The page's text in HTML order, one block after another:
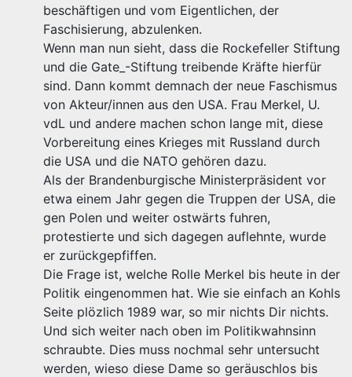
beschäftigen und vom Eigentlichen, der
Faschisierung, abzulenken.
Wenn man nun sieht, dass die Rockefeller Stiftung
und die Gate_-Stiftung treibende Kräfte hierfür
sind. Dann kommt demnach der neue Faschismus
von Akteur/innen aus den USA. Frau Merkel, U.
vdL und andere machen schon lange mit, diese
Vorbereitung eines Krieges mit Russland durch
die USA und die NATO gehören dazu.
Als der Brandenburgische Ministerpräsident vor
etwa einem Jahr gegen die Truppen der USA, die
gen Polen und weiter ostwärts fuhren,
protestierte und sich dagegen auflehnte, wurde
er zurückgepfiffen.
Die Frage ist, welche Rolle Merkel bis heute in der
Politik eingenommen hat. Wie sie einfach an Kohls
Seite plözlich 1989 war, so mir nichts Dir nichts.
Und sich weiter nach oben im Politikwahnsinn
schraubte. Dies muss nochmal sehr untersucht
werden, wieso diese Dame so geräuschlos bis